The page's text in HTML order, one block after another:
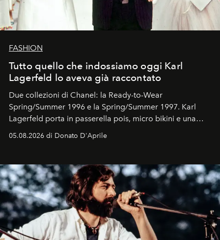
FASHION
Tutto quello che indossiamo oggi Karl
Lagerfeld lo aveva già raccontato
Due collezioni di Chanel: la Ready-to-Wear
Spring/Summer 1996 e la Spring/Summer 1997. Karl
Lagerfeld porta in passerella pois, micro bikini e una
logomania pensata per la spiaggia
Kate, Claudia e Carla una dietro l'altra. Trent'anni dopo,
uno dei documenti più contemporanei che abbiamo.
05.08.2026 di Donato D'Aprile